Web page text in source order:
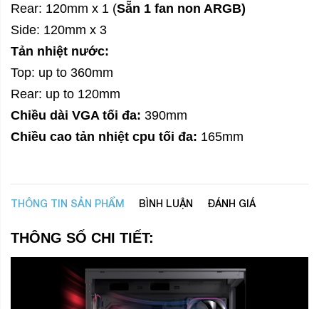
Rear: 120mm x 1 (Sẵn 1 fan non ARGB)
Side: 120mm x 3
Tản nhiệt nước:
Top: up to 360mm
Rear: up to 120mm
Chiều dài VGA tối đa: 390mm
Chiều cao tản nhiệt cpu tối đa: 165mm
THÔNG TIN SẢN PHẨM BÌNH LUẬN ĐÁNH GIÁ
THÔNG SỐ CHI TIẾT: